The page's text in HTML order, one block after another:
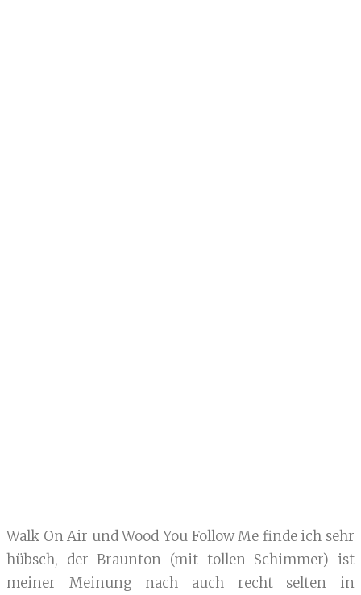
Walk On Air und Wood You Follow Me finde ich sehr
hübsch, der Braunton (mit tollen Schimmer) ist
meiner Meinung nach auch recht selten in